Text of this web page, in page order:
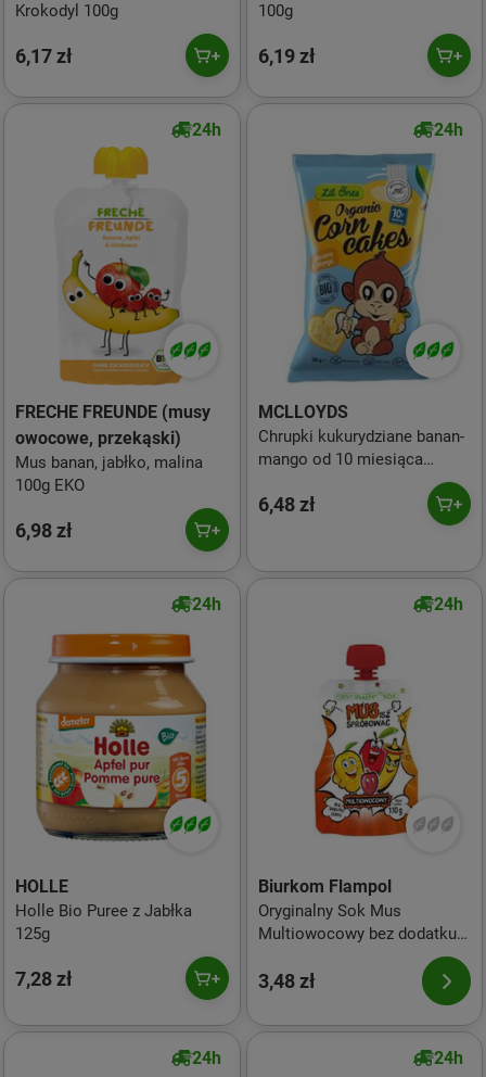
Krokodyl 100g
6,17 zł
100g
6,19 zł
24h
FRECHE FREUNDE (musy
owocowe, przekąski)
Mus banan, jabłko, malina
100g EKO
6,98 zł
24h
MCLLOYDS
Chrupki kukurydziane banan-
mango od 10 miesiąca
6,48 zł
24h
HOLLE
Holle Bio Puree z Jabłka
125g
7,28 zł
24h
Biurkom Flampol
Oryginalny Sok Mus
Multiowocowy bez dodatku
3,48 zł
24h 24h